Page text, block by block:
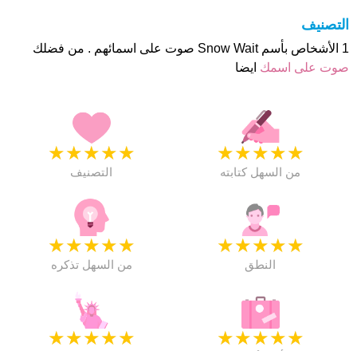
التصنيف
1 الأشخاص بأسم Snow Wait صوت على اسمائهم . من فضلك
صوت على اسمك ايضا
★
★
★
★
★
التصنيف
★
★
★
★
★
من السهل كتابته
★
★
★
★
★
من السهل تذكره
★
★
★
★
★
النطق
★
★
★
★
★ ★
★
★
★
★